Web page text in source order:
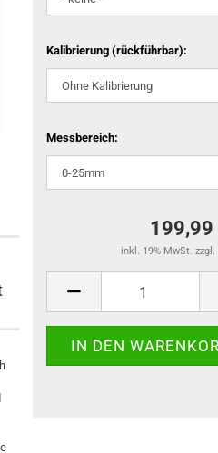
Kalibrierung (rückführbar):
Messbereich:
199,99
inkl. 19% MwSt. zzgl.